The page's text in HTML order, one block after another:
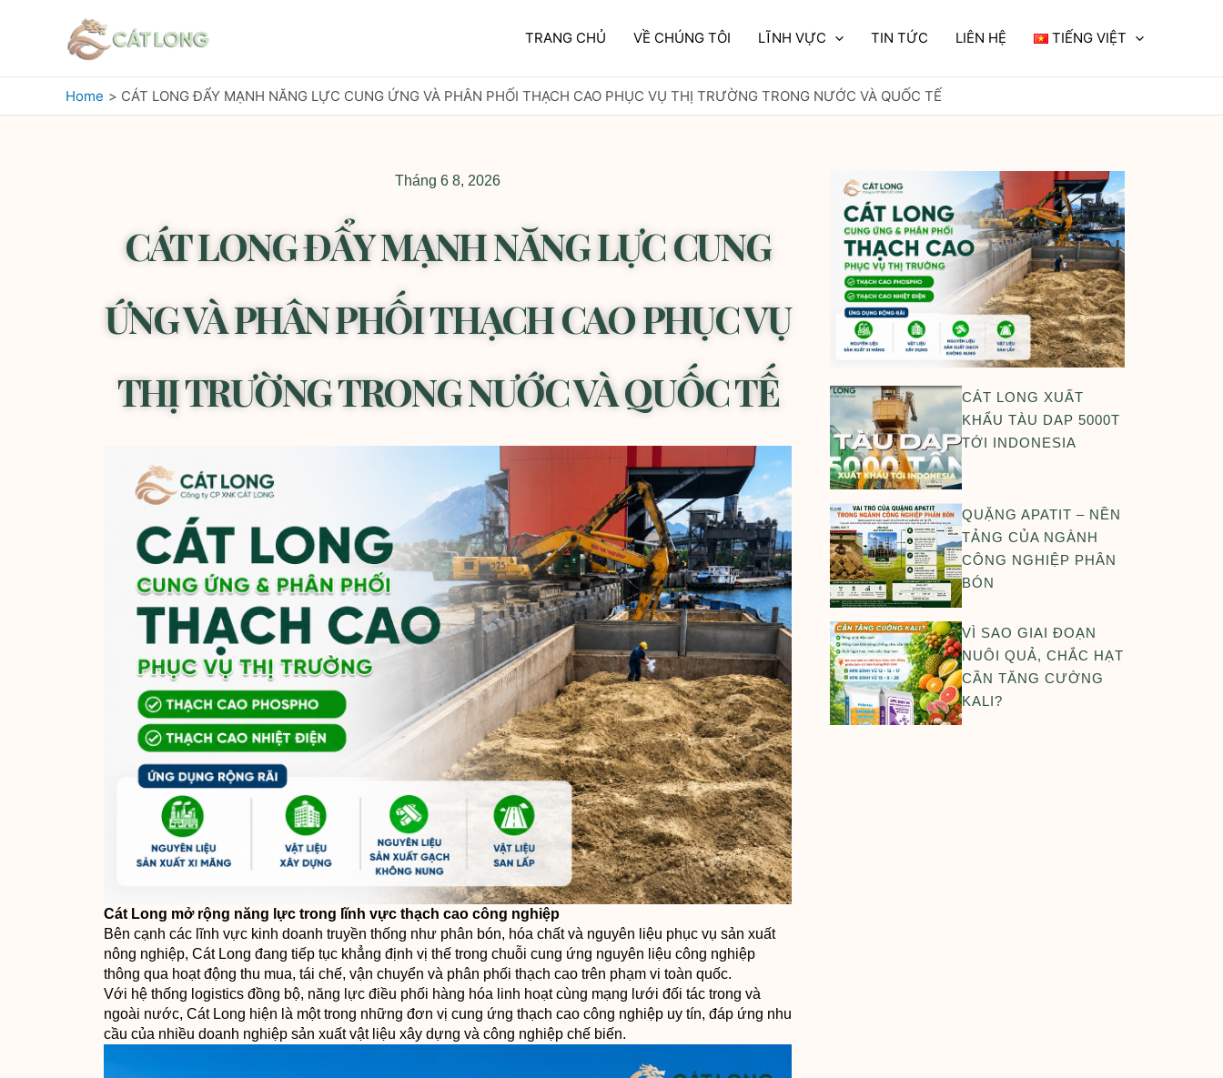
TRANG CHỦ VỀ CHÚNG TÔI LĨNH VỰC TIN TỨC LIÊN HỆ TIẾNG VIỆT
Home CÁT LONG ĐẨY MẠNH NĂNG LỰC CUNG ỨNG VÀ PHÂN PHỐI THẠCH CAO PHỤC VỤ THỊ TRƯỜNG TRONG NƯỚC VÀ QUỐC TẾ
Tháng 6 8, 2026
CÁT LONG ĐẨY MẠNH NĂNG LỰC CUNG
ỨNG VÀ PHÂN PHỐI THẠCH CAO PHỤC VỤ
THỊ TRƯỜNG TRONG NƯỚC VÀ QUỐC TẾ
Cát Long mở rộng năng lực trong lĩnh vực thạch cao công nghiệp
Bên cạnh các lĩnh vực kinh doanh truyền thống như phân bón, hóa chất và nguyên liệu phục vụ sản xuất
nông nghiệp, Cát Long đang tiếp tục khẳng định vị thế trong chuỗi cung ứng nguyên liệu công nghiệp
thông qua hoạt động thu mua, tái chế, vận chuyển và phân phối thạch cao trên phạm vi toàn quốc.
Với hệ thống logistics đồng bộ, năng lực điều phối hàng hóa linh hoạt cùng mạng lưới đối tác trong và
ngoài nước, Cát Long hiện là một trong những đơn vị cung ứng thạch cao công nghiệp uy tín, đáp ứng nhu
cầu của nhiều doanh nghiệp sản xuất vật liệu xây dựng và công nghiệp chế biến.
CÁT LONG XUẤT
KHẨU TÀU DAP 5000T
TỚI INDONESIA
QUẶNG APATIT – NỀN
TẢNG CỦA NGÀNH
CÔNG NGHIỆP PHÂN
BÓN
VÌ SAO GIAI ĐOẠN
NUÔI QUẢ, CHẮC HẠT
CẦN TĂNG CƯỜNG
KALI?